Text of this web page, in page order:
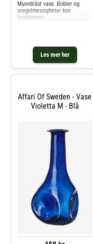
Les mer her
Munnblåst vase. Bobler og
uregelmessigheter kan
forekomme.
Affari Of Sweden - Vase
Violetta M - Blå